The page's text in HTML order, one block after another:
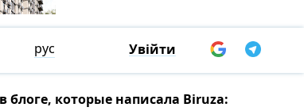
рус Увійти
блоге, которые написала Biruza: